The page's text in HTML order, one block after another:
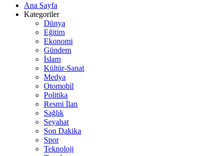
Ana Sayfa
Kategoriler
Dünya
Eğitim
Ekonomi
Gündem
İslam
Kültür-Sanat
Medya
Otomobil
Politika
Resmi İlan
Sağlık
Seyahat
Son Dakika
Spor
Teknoloji